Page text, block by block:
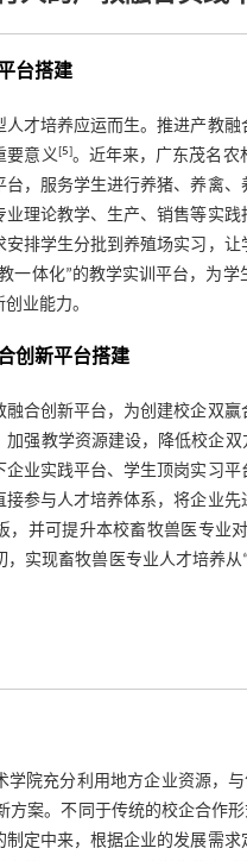
台搭建
才培养应运而生。推进产教
要意义[5]。近年来，广东茂名农
，服务学生进行养猪、养禽
理论教学、生产、销售等实
排学生分批到养殖场实习，
一体化”的教学实训平台，为
业能力。
创新平台搭建
合创新平台，为创建校企双
强教学资源建设，降低校企
业实践平台、学生顶岗实习
参与人才培养体系，将企业
，并可提升本校畜牧兽医专业
实现畜牧兽医专业人才培养
院充分利用地方企业资源，
方案。不同于传统的校企合作
定中来，根据企业的发展需